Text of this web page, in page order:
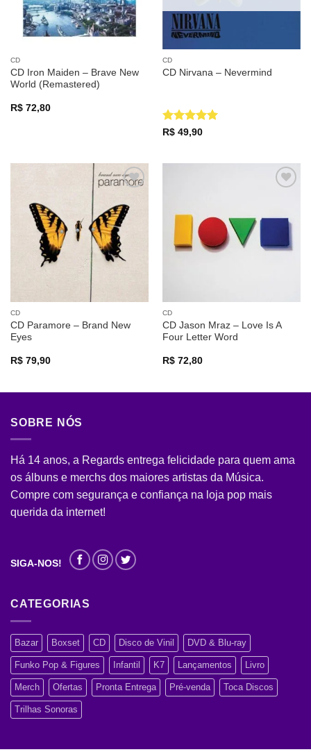
CD
CD Iron Maiden – Brave New
World (Remastered)
R$72,80
CD
CD Nirvana – Nevermind
Avaliação
R$49,90
a lista de
desejos
CD
CD Paramore – Brand New
Eyes
R$79,90
desejos
CD
CD Jason Mraz – Love Is A
Four Letter Word
R$72,80
SOBRE NÓS
Há 14 anos, a Regards entrega felicidade para quem ama
os álbuns e merchs dos maiores artistas da Música.
Compre com segurança e confiança na loja pop mais
querida da internet!
SIGA-NOS!
CATEGORIAS
Bazar Boxset CD Disco de Vinil DVD & Blu-ray
Funko Pop & Figures Infantil K7 Lançamentos Livro
Merch Ofertas Pronta Entrega Pré-venda Toca Discos
Trilhas Sonoras